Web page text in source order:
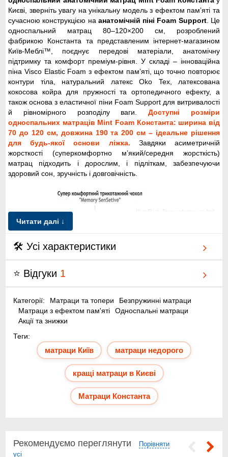
Києві, зверніть увагу на унікальну модель з ефектом пам’яті та
сучасною конструкцією на анатомічній піні Foam Support. Це
односпальний матрац 80–120×200 см, розроблений
фабрикою Константа та представленим інтернет-магазином
Київ-Меблі™, поєднує передові матеріали, анатомічну
підтримку та комфорт преміум-рівня. У складі – інноваційна
піна Visco Elastic Foam з ефектом пам’яті, що точно повторює
контури тіла, натуральний латекс Oko Tex, латексована
кокосова койра для пружності та ортопедичного ефекту, а
також основа з еластичної піни Foam Support для витривалості
й рівномірного розподілу ваги.Доступні розміри
односпальних матраців Mint Foam Константа: ширина від
70 до 120 см, довжина 190 та 200 см – ідеальне рішення
для будь-якої основи ліжка. Завдяки асиметричній
жорсткості (суперкомфортно м’який/середня жорсткість)
матрац підходить і дорослим, і підліткам, забезпечуючи
здоровий сон, зручність і довговічність.
Суперкомфортний трикотажний чохол "Memory
Sensitive" для приємного дотику та гігієнічності
Внутрішній прошарок синтеплекс і спанбонд підвищує
комфорт і довговічність
Visco Elastic Foam – матеріал з ефектом пам’яті для
анатомічної підтримки і розслаблення
Основа з еластичної піни Foam Support – гарантія
витривалості, пружності та стабільної підтримки хребта
тіла та забезпечує здоровий комфорт
Читати далі ↓
🛠 Усі характеристики
⭐ Відгуки 1
Категорії: Матраци та топери
Безпружинні матраци
Матраци з ефектом пам'яті
Односпальні матраци
Акції та знижки
Теги:
матраци Київ матраци недорого
кращі матраци в Києві
Матраци Константа
Рекомендуємо переглянути
Порівняти
усі